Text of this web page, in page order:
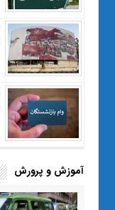
آموزش و پرورش